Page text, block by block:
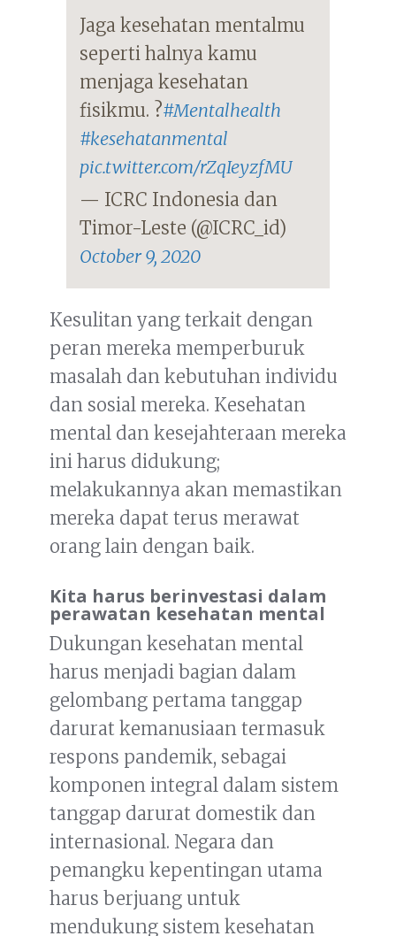
Jaga kesehatan mentalmu
seperti halnya kamu
menjaga kesehatan
fisikmu. ?#Mentalhealth
#kesehatanmental
pic.twitter.com/rZqIeyzfMU
— ICRC Indonesia dan
Timor-Leste (@ICRC_id)
October 9, 2020
Kesulitan yang terkait dengan
peran mereka memperburuk
masalah dan kebutuhan individu
dan sosial mereka. Kesehatan
mental dan kesejahteraan mereka
ini harus didukung;
melakukannya akan memastikan
mereka dapat terus merawat
orang lain dengan baik.
Kita harus berinvestasi dalam
perawatan kesehatan mental
Dukungan kesehatan mental
harus menjadi bagian dalam
gelombang pertama tanggap
darurat kemanusiaan termasuk
respons pandemik, sebagai
komponen integral dalam sistem
tanggap darurat domestik dan
internasional. Negara dan
pemangku kepentingan utama
harus berjuang untuk
mendukung sistem kesehatan